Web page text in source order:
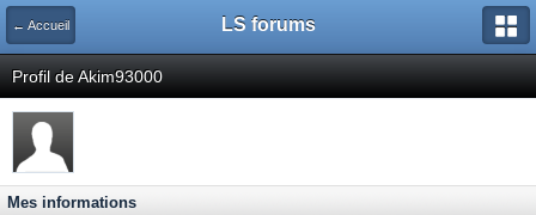
← Accueil LS forums
Profil de Akim93000
Mes informations